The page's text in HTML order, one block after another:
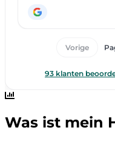
Was ist mein